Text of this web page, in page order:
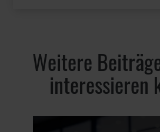
Weitere
interessieren